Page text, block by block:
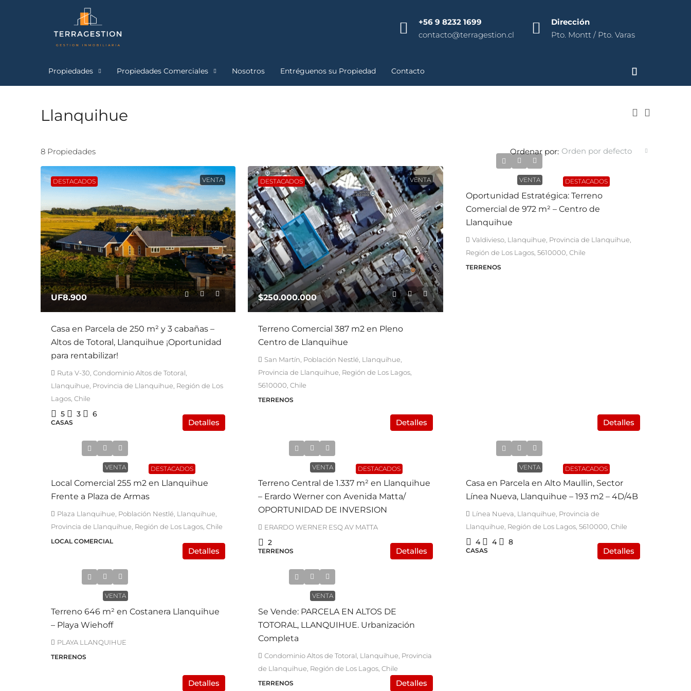
+56 9 8232 1699
contacto@terragestion.cl
Dirección
Pto. Montt / Pto. Varas
Propiedades Propiedades Comerciales Nosotros Entréguenos su Propiedad Contacto
Llanquihue
8 Propiedades Ordenar por: Orden por defecto
DESTACADOS VENTA
UF8.900
Casa en Parcela de 250 m² y 3 cabañas –
Altos de Totoral, Llanquihue ¡Oportunidad
para rentabilizar!
Ruta V-30, Condominio Altos de Totoral,
Llanquihue, Provincia de Llanquihue, Región de Los
Lagos, Chile
5 3 6
CASAS Detalles
DESTACADOS VENTA
$250.000.000
Terreno Comercial 387 m2 en Pleno
Centro de Llanquihue
San Martín, Población Nestlé, Llanquihue,
Provincia de Llanquihue, Región de Los Lagos,
5610000, Chile
TERRENOS
Detalles
DESTACADOS
VENTA
Oportunidad Estratégica: Terreno
Comercial de 972 m² – Centro de
Llanquihue
Valdivieso, Llanquihue, Provincia de Llanquihue,
Región de Los Lagos, 5610000, Chile
TERRENOS
Detalles
DESTACADOS
VENTA
Local Comercial 255 m2 en Llanquihue
Frente a Plaza de Armas
Plaza Llanquihue, Población Nestlé, Llanquihue,
Provincia de Llanquihue, Región de Los Lagos, Chile
LOCAL COMERCIAL
Detalles
DESTACADOS
VENTA
Terreno Central de 1.337 m² en Llanquihue
– Erardo Werner con Avenida Matta/
OPORTUNIDAD DE INVERSION
ERARDO WERNER ESQ AV MATTA
2
TERRENOS Detalles
DESTACADOS
VENTA
Casa en Parcela en Alto Maullin, Sector
Línea Nueva, Llanquihue – 193 m2 – 4D/4B
Línea Nueva, Llanquihue, Provincia de
Llanquihue, Región de Los Lagos, 5610000, Chile
4 4 8
CASAS Detalles
VENTA
Terreno 646 m² en Costanera Llanquihue
– Playa Wiehoff
PLAYA LLANQUIHUE
TERRENOS
Detalles
VENTA
Se Vende: PARCELA EN ALTOS DE
TOTORAL, LLANQUIHUE. Urbanización
Completa
Condominio Altos de Totoral, Llanquihue, Provincia
de Llanquihue, Región de Los Lagos, Chile
TERRENOS Detalles